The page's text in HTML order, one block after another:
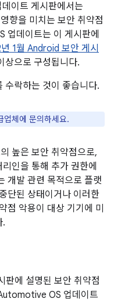
이트 게시판에서는
향을 미치는 보안 취약점
업데이트는 이 게시판에
1월 Android 보안 게시
으로 구성됩니다.
수락하는 것이 좋습니다.
업체에 문의하세요.
높은 보안 취약점으로,
인을 통해 추가 권한에
개발 관련 목적으로 플랫
단된 상태이거나 이러한
점 악용이 대상 기기에 미
.
에 설명된 보안 취약점
OS 업데이트